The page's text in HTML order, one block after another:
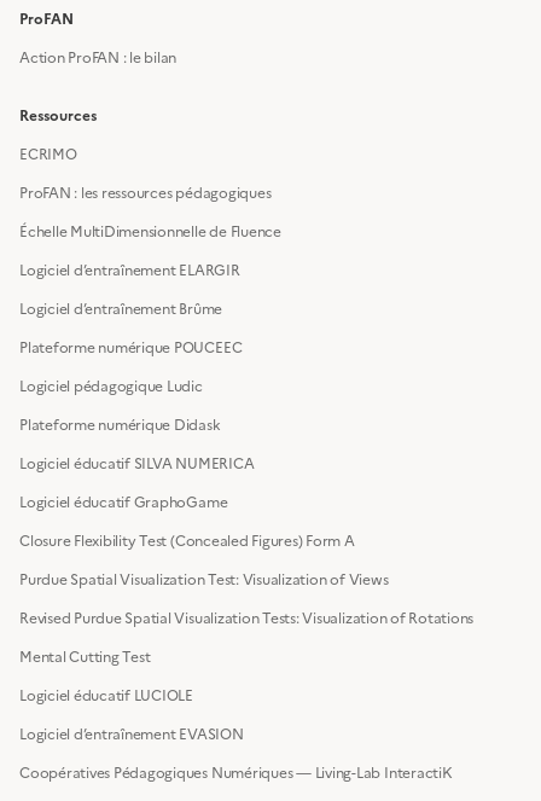
ProFAN
Action ProFAN : le bilan
Ressources
ECRIMO
ProFAN : les ressources pédagogiques
Échelle MultiDimensionnelle de Fluence
Logiciel d’entraînement ELARGIR
Logiciel d’entraînement Brûme
Plateforme numérique POUCEEC
Logiciel pédagogique Ludic
Plateforme numérique Didask
Logiciel éducatif SILVA NUMERICA
Logiciel éducatif GraphoGame
Closure Flexibility Test (Concealed Figures) Form A
Purdue Spatial Visualization Test: Visualization of Views
Revised Purdue Spatial Visualization Tests: Visualization of Rotations
Mental Cutting Test
Logiciel éducatif LUCIOLE
Logiciel d’entraînement EVASION
Coopératives Pédagogiques Numériques — Living-Lab InteractiK